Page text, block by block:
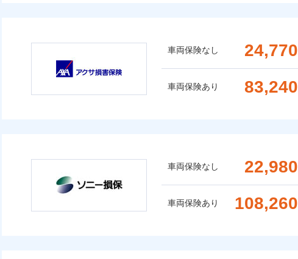
車両保険なし 24,770
車両保険あり 83,240
車両保険なし 22,980
車両保険あり 108,260